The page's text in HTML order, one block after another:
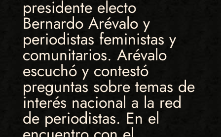
presidente electo
Bernardo Arévalo y
periodistas feministas y
comunitarios. Arévalo
escuchó y contestó
preguntas sobre temas de
interés nacional a la red
de periodistas. En el